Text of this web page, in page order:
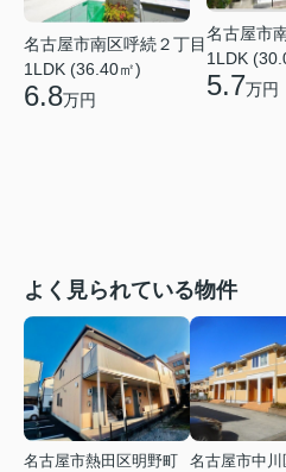
名古屋市南区呼続２丁目
1LDK (36.40㎡)
6.8万円
名古屋市
1LDK
5.7万円
よく見られている物件
名古屋市熱田区明野町